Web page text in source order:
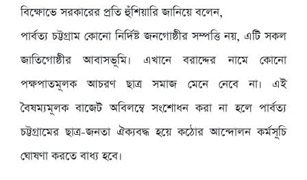
বিক্ষোভে সরকারের প্রতি হুঁশিয়ারি জানিয়ে বলেন,
পার্বত্য চট্টগ্রাম কোনো নির্দিষ্ট জনগোষ্ঠীর সম্পত্তি নয়, এটি সকল
জাতিগোষ্ঠীর আবাসভূমি। এখানে বরাদ্দের নামে কোনো
পক্ষপাতমূলক আচরণ ছাত্র সমাজ মেনে নেবে না। এই
বৈষম্যমূলক বাজেট অবিলম্বে সংশোধন করা না হলে পার্বত্য
চট্টগ্রামের ছাত্র-জনতা ঐক্যবদ্ধ হয়ে কঠোর আন্দোলন কর্মসূচি
ঘোষণা করতে বাধ্য হবে।